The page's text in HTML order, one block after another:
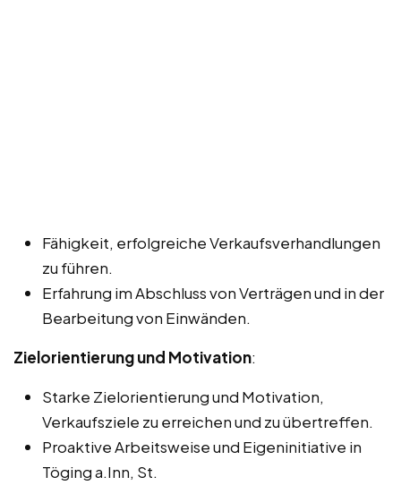
Fähigkeit, erfolgreiche Verkaufsverhandlungen
zu führen.
Erfahrung im Abschluss von Verträgen und in der
Bearbeitung von Einwänden.
Zielorientierung und Motivation:
Starke Zielorientierung und Motivation,
Verkaufsziele zu erreichen und zu übertreffen.
Proaktive Arbeitsweise und Eigeninitiative in
Töging a.Inn, St.